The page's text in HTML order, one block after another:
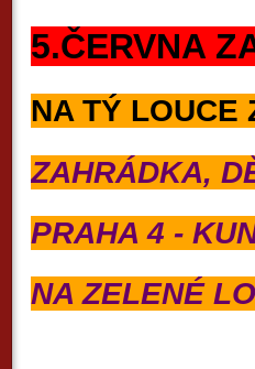
5.ČERVNA
NA TÝ LOUCE
ZAHRÁDKA,
PRAHA 4 -
NA ZELENÉ